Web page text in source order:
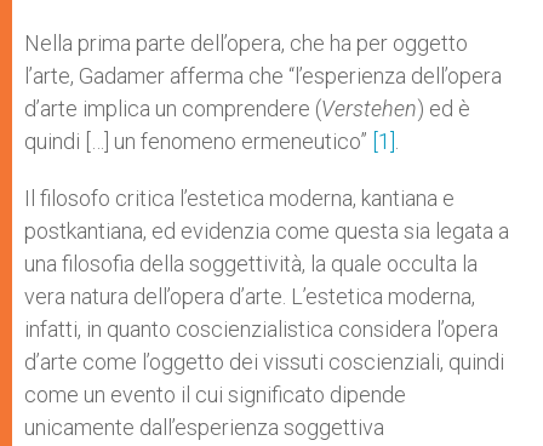
Nella prima parte dell’opera, che ha per oggetto
l’arte, Gadamer afferma che “l’esperienza dell’opera
d’arte implica un comprendere (Verstehen) ed è
quindi […] un fenomeno ermeneutico” [1]
Il filosofo critica l’estetica moderna, kantiana e
postkantiana, ed evidenzia come questa sia legata a
una filosofia della soggettività, la quale occulta la
vera natura dell’opera d’arte. L’estetica moderna,
infatti, in quanto coscienzialistica considera l’opera
d’arte come l’oggetto dei vissuti coscienziali, quindi
come un evento il cui significato dipende
unicamente dall’esperienza soggettiva